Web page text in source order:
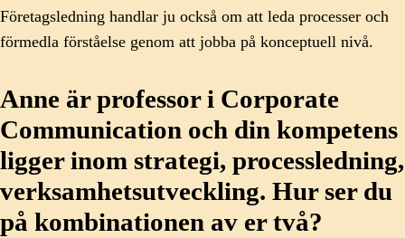
Företagsledning handlar ju också om att leda processer och
förmedla förståelse genom att jobba på konceptuell nivå.
Anne är professor i Corporate
Communication och din kompetens
ligger inom strategi, processledning,
verksamhetsutveckling. Hur ser du
på kombinationen av er två?